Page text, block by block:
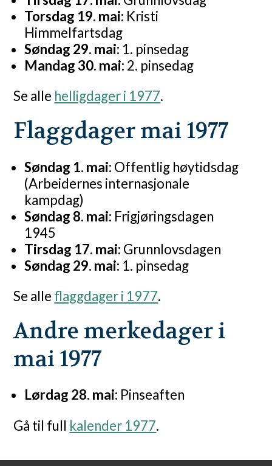
Torsdag 19. mai: Kristi
Himmelfartsdag
Søndag 29. mai: 1. pinsedag
Mandag 30. mai: 2. pinsedag
Se alle helligdager i 1977.
Flaggdager mai 1977
Søndag 1. mai: Offentlig høytidsdag
(Arbeidernes internasjonale
kampdag)
Søndag 8. mai: Frigjøringsdagen
1945
Tirsdag 17. mai: Grunnlovsdagen
Søndag 29. mai: 1. pinsedag
Se alle flaggdager i 1977.
Andre merkedager i
mai 1977
Lørdag 28. mai: Pinseaften
Gå til full kalender 1977.